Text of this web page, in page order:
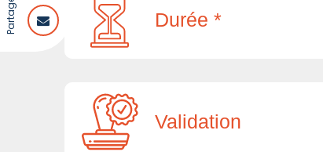
Durée *
Validation